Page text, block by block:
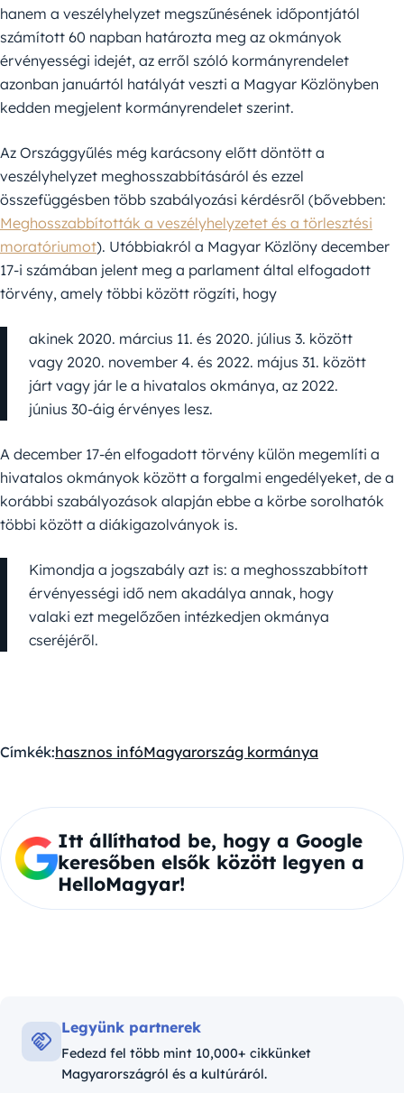
hanem a veszélyhelyzet megszűnésének időpontjától
számított 60 napban határozta meg az okmányok
érvényességi idejét, az erről szóló kormányrendelet
azonban januártól hatályát veszti a Magyar Közlönyben
kedden megjelent kormányrendelet szerint.
Az Országgyűlés még karácsony előtt döntött a
veszélyhelyzet meghosszabbításáról és ezzel
összefüggésben több szabályozási kérdésről (bővebben:
Meghosszabbították a veszélyhelyzetet és a törlesztési
moratóriumot). Utóbbiakról a Magyar Közlöny december
17-i számában jelent meg a parlament által elfogadott
törvény, amely többi között rögzíti, hogy
akinek 2020. március 11. és 2020. július 3. között
vagy 2020. november 4. és 2022. május 31. között
járt vagy jár le a hivatalos okmánya, az 2022.
június 30-áig érvényes lesz.
A december 17-én elfogadott törvény külön megemlíti a
hivatalos okmányok között a forgalmi engedélyeket, de a
korábbi szabályozások alapján ebbe a körbe sorolhatók
többi között a diákigazolványok is.
Kimondja a jogszabály azt is: a meghosszabbított
érvényességi idő nem akadálya annak, hogy
valaki ezt megelőzően intézkedjen okmánya
cseréjéről.
Címkék:hasznos infóMagyarország kormánya
Itt állíthatod be, hogy a Google
keresőben elsők között legyen a
HelloMagyar!
Legyünk partnerek
Fedezd fel több mint 10,000+ cikkünket
Magyarországról és a kultúráról.